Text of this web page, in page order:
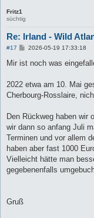
Fritz1
süchtig
Re: Irland - Wild
#17
B
i
a
2026-05-19 17:33:18
Mir ist noch was
2022 etwa am 10. Mai
Cherbourg-Rosslaire,
Den Rückweg haben wir
wir dann so anfang Juli
Terminen und vor allem
haben aber fast 1000
Vielleicht hätte man
gegebenenfalls
Gruß